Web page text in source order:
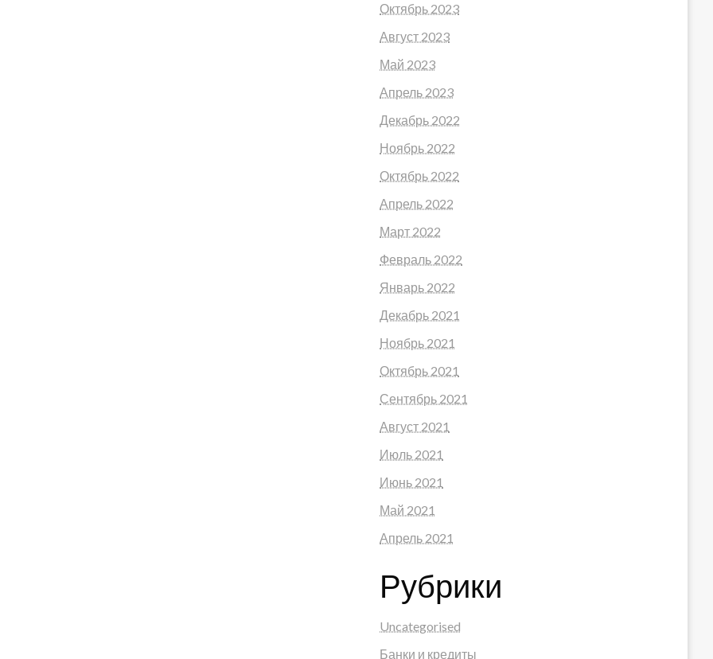
Октябрь 2023
Август 2023
Май 2023
Апрель 2023
Декабрь 2022
Ноябрь 2022
Октябрь 2022
Апрель 2022
Март 2022
Февраль 2022
Январь 2022
Декабрь 2021
Ноябрь 2021
Октябрь 2021
Сентябрь 2021
Август 2021
Июль 2021
Июнь 2021
Май 2021
Апрель 2021
Рубрики
Uncategorised
Банки и кредиты